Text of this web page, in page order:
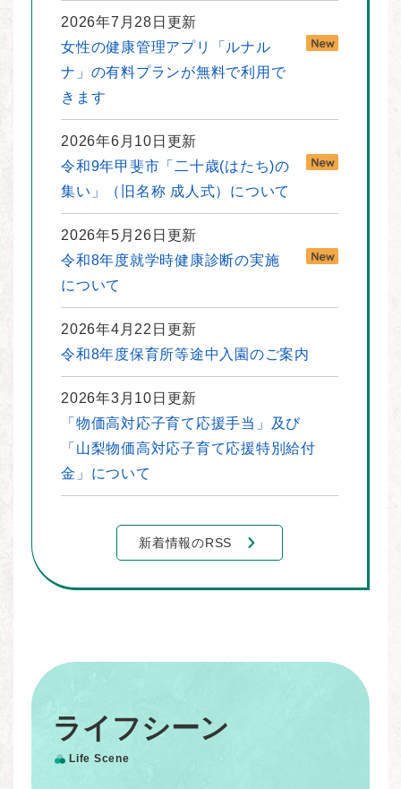
2026年7月28日更新
女性の健康管理アプリ「ルナル
ナ」の有料プランが無料で利用で
きます
2026年6月10日更新
令和9年甲斐市「二十歳(はたち)の
集い」（旧名称 成人式）について
2026年5月26日更新
令和8年度就学時健康診断の実施
について
2026年4月22日更新
令和8年度保育所等途中入園のご案内
2026年3月10日更新
「物価高対応子育て応援手当」及び
「山梨物価高対応子育て応援特別給付
金」について
新着情報のRSS
ライフシーン
Life Scene